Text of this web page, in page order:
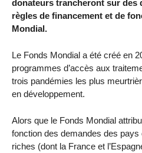
donateurs trancheront sur des
règles de financement et de
Mondial.
Le Fonds Mondial a été créé en
programmes d’accès aux
trois pandémies les plus
en développement.
Alors que le Fonds Mondial
fonction des demandes des
riches (dont la France et